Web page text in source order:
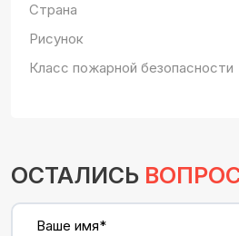
Страна
Рисунок
Класс пожарной безопасности
ОСТАЛИСЬ
Ваше имя*